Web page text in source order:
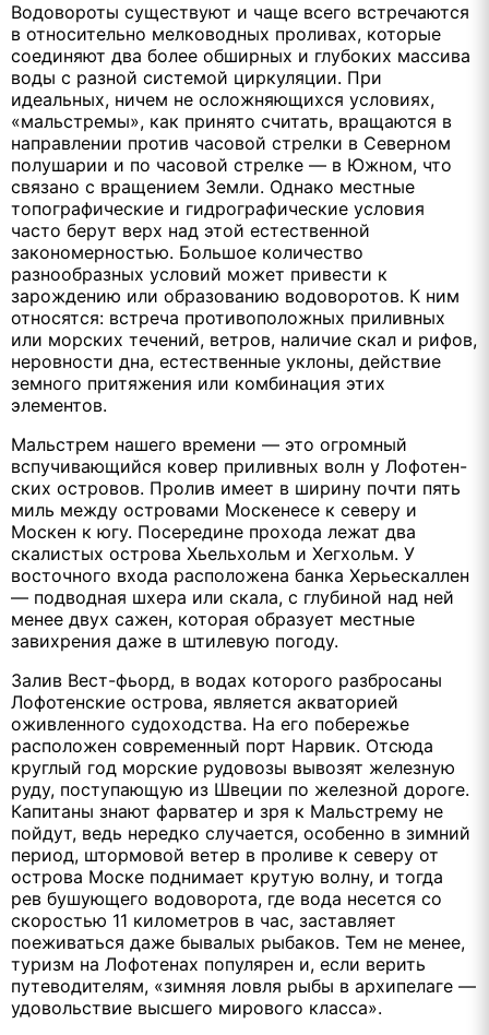
Водовороты существуют и чаще всего встречаются
в относительно мелководных проливах, которые
соединяют два более обширных и глубоких массива
воды с разной системой циркуляции. При
идеальных, ничем не осложняющихся условиях,
«мальстремы», как принято считать, вращаются в
направлении против часовой стрелки в Северном
полушарии и по часовой стрелке — в Южном, что
связано с вращением Земли. Однако местные
топографические и гидрографические условия
часто берут верх над этой естественной
закономерностью. Большое количество
разнообразных условий может привести к
зарождению или образованию водоворотов. К ним
относятся: встреча противоположных приливных
или морских течений, ветров, наличие скал и рифов,
неровности дна, естественные уклоны, действие
земного притяжения или комбинация этих
элементов.
Мальстрем нашего времени — это огромный
вспучивающийся ковер приливных волн у Лофотен-
ских островов. Пролив имеет в ширину почти пять
миль между островами Москенесе к северу и
Москен к югу. Посередине прохода лежат два
скалистых острова Хьельхольм и Хегхольм. У
восточного входа расположена банка Херьескаллен
— подводная шхера или скала, с глубиной над ней
менее двух сажен, которая образует местные
завихрения даже в штилевую погоду.
Залив Вест-фьорд, в водах которого разбросаны
Лофотенские острова, является акваторией
оживленного судоходства. На его побережье
расположен современный порт Нарвик. Отсюда
круглый год морские рудовозы вывозят железную
руду, поступающую из Швеции по железной дороге.
Капитаны знают фарватер и зря к Мальстрему не
пойдут, ведь нередко случается, особенно в зимний
период, штормовой ветер в проливе к северу от
острова Моске поднимает крутую волну, и тогда
рев бушующего водоворота, где вода несется со
скоростью 11 километров в час, заставляет
поеживаться даже бывалых рыбаков. Тем не менее,
туризм на Лофотенах популярен и, если верить
путеводителям, «зимняя ловля рыбы в архипелаге —
удовольствие высшего мирового класса».